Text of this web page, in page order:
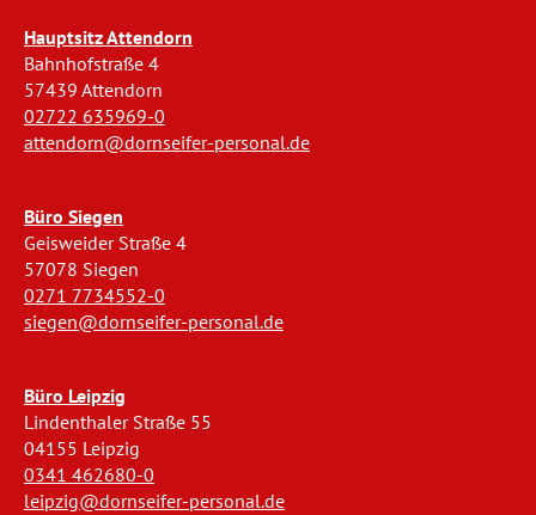
Hauptsitz Attendorn
Bahnhofstraße 4
57439 Attendorn
02722 635969-0
attendorn@dornseifer-personal.de
Büro Siegen
Geisweider Straße 4
57078 Siegen
0271 7734552-0
siegen@dornseifer-personal.de
Büro Leipzig
Lindenthaler Straße 55
04155 Leipzig
0341 462680-0
leipzig@dornseifer-personal.de